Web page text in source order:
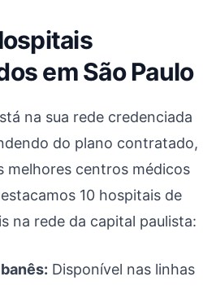
em São Paulo
na sua rede credenciada
do plano contratado,
melhores centros médicos
10 hospitais de
na rede da capital paulista:
Disponível nas linhas